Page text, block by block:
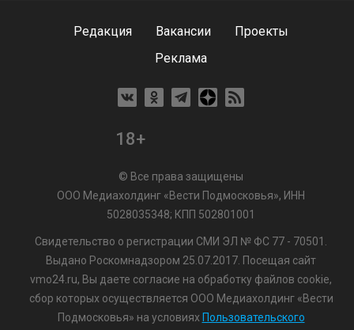
Редакция Вакансии
Проекты
Реклама
18+
© Все права защищены
ООО Медиахолдинг «Вести Подмосковья», ИНН
5028035348; КПП 502801001
Свидетельство о регистрации СМИ ЭЛ № ФС 77 - 70501.
Выдано Роскомнадзором 25.07.2017. Посещая сайт
vmo24.ru, Вы даете согласие на обработку файлов cookie,
сбор которых осуществляется ООО Медиахолдинг «Вести
Подмосковья» на условиях Пользовательского